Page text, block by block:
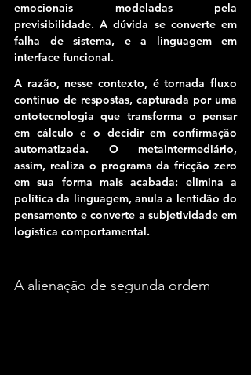
emocionais modeladas pela
previsibilidade. A dúvida se converte em
falha de sistema, e a linguagem em
interface funcional.
A razão, nesse contexto, é tornada fluxo
contínuo de respostas, capturada por uma
ontotecnologia que transforma o pensar
em cálculo e o decidir em confirmação
automatizada. O metaintermediário,
assim, realiza o programa da fricção zero
em sua forma mais acabada: elimina a
política da linguagem, anula a lentidão do
pensamento e converte a subjetividade em
logística comportamental.
A alienação de segunda ordem